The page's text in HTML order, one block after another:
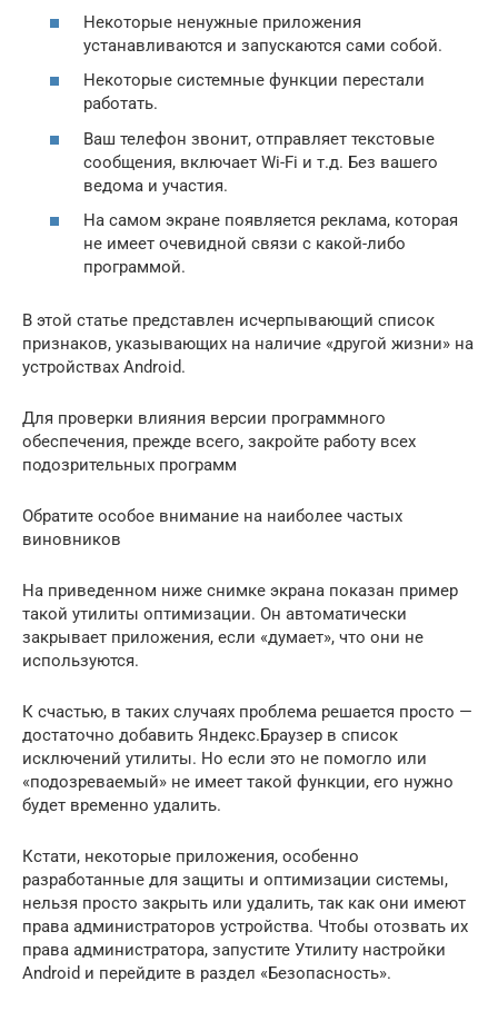
Некоторые ненужные приложения
устанавливаются и запускаются сами собой.
Некоторые системные функции перестали
работать.
Ваш телефон звонит, отправляет текстовые
сообщения, включает Wi-Fi и т.д. Без вашего
ведома и участия.
На самом экране появляется реклама, которая
не имеет очевидной связи с какой-либо
программой.
В этой статье представлен исчерпывающий список
признаков, указывающих на наличие «другой жизни» на
устройствах Android.
Для проверки влияния версии программного
обеспечения, прежде всего, закройте работу всех
подозрительных программ
Обратите особое внимание на наиболее частых
виновников
На приведенном ниже снимке экрана показан пример
такой утилиты оптимизации. Он автоматически
закрывает приложения, если «думает», что они не
используются.
К счастью, в таких случаях проблема решается просто —
достаточно добавить Яндекс.Браузер в список
исключений утилиты. Но если это не помогло или
«подозреваемый» не имеет такой функции, его нужно
будет временно удалить.
Кстати, некоторые приложения, особенно
разработанные для защиты и оптимизации системы,
нельзя просто закрыть или удалить, так как они имеют
права администраторов устройства. Чтобы отозвать их
права администратора, запустите Утилиту настройки
Android и перейдите в раздел «Безопасность».